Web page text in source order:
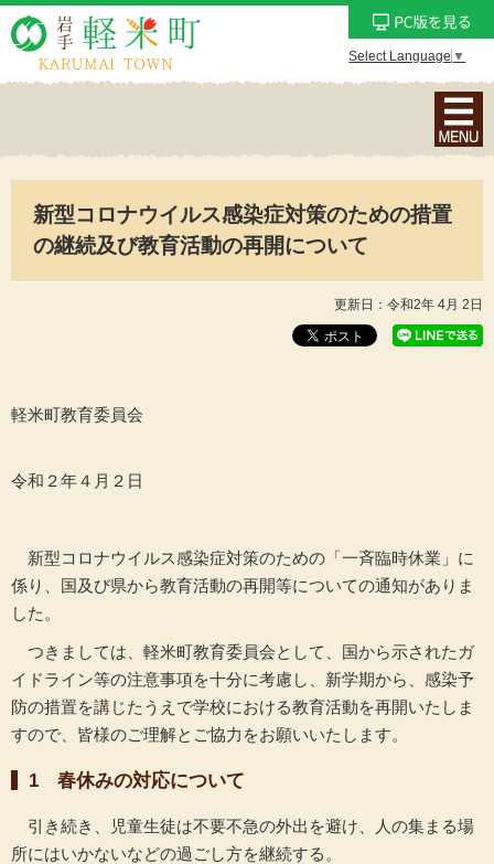
Select Language ▼
ナ
ビ
シ
メ
ニ
ュ
新型コロナウイルス感染症対策のための措置
の継続及び教育活動の再開について
更新日：令和2年 4月 2日
軽米町教育委員会
令和２年４月２日
新型コロナウイルス感染症対策のための「一斉臨時休業」に
係り、国及び県から教育活動の再開等についての通知がありま
した。
つきましては、軽米町教育委員会として、国から示されたガ
イドライン等の注意事項を十分に考慮し、新学期から、感染予
防の措置を講じたうえで学校における教育活動を再開いたしま
すので、皆様のご理解とご協力をお願いいたします。
1 春休みの対応について
引き続き、児童生徒は不要不急の外出を避け、人の集まる場
所にはいかないなどの過ごし方を継続する。